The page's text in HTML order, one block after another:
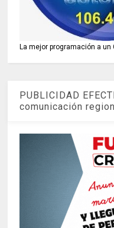
La mejor programación a un
PUBLICIDAD
comunicación